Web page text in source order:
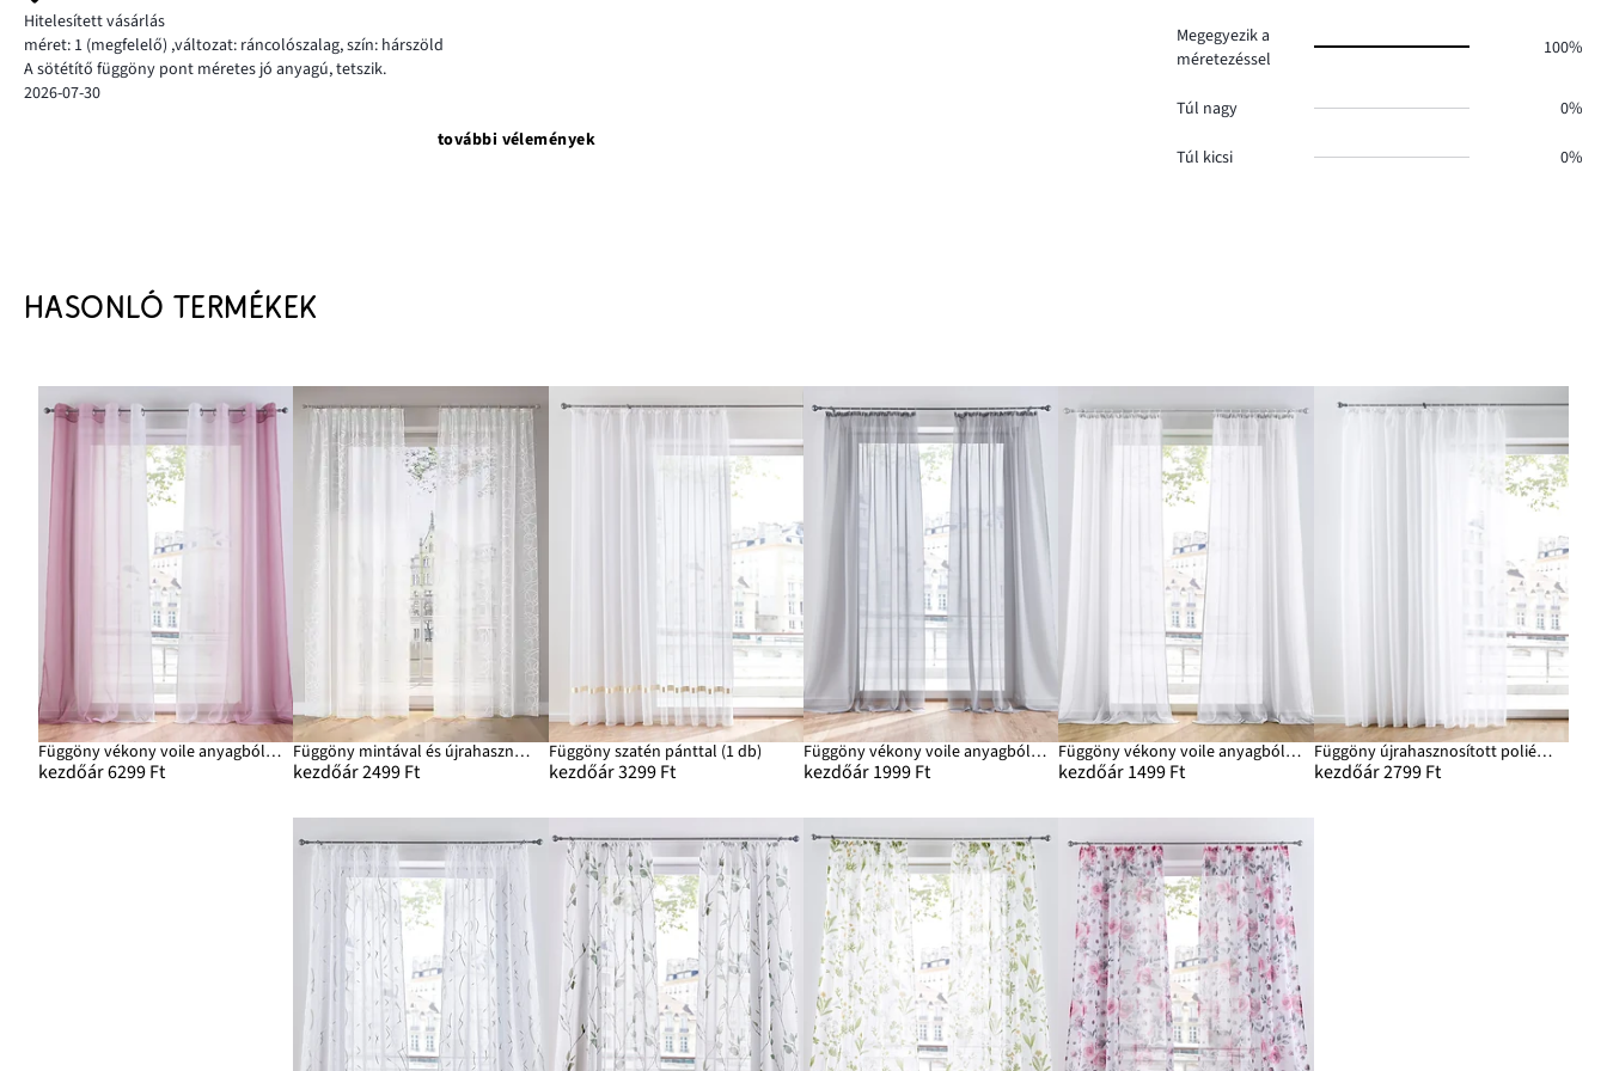
Hitelesített vásárlás
méret: 1 (megfelelő) ,változat: ráncolószalag,szín: hárszöld
A sötétítő függöny pont méretes jó anyagú, tetszik.
2026-07-30
további vélemények
Megegyezik a
méretezéssel
100%
Túl nagy 0%
Túl kicsi 0%
HASONLÓ TERMÉKEK
Függöny vékony voile anyagból, extra hosszú méretekben is (2 db-os csomag)
kezdőár 6299 Ft
Függöny mintával és újrahasznosított poliészterrel (1 db)
kezdőár 2499 Ft
Függöny szatén pánttal (1 db)
kezdőár 3299 Ft
Függöny vékony voile anyagból (2 db-os csomag)
kezdőár 1999 Ft
Függöny vékony voile anyagból (1 db)
kezdőár 1499 Ft
Függöny újrahasznosított poliészterrel (1 db)
kezdőár 2799 Ft